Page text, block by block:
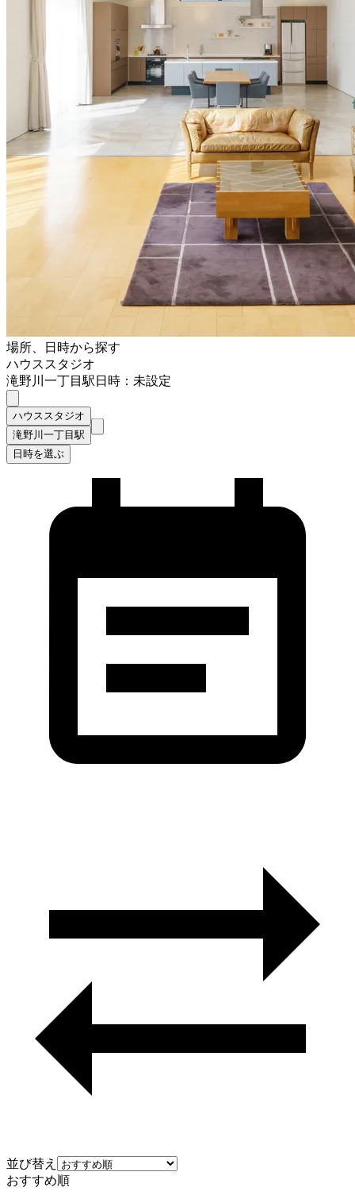
場所、日時から探す
ハウススタジオ
滝野川一丁目駅日時：未設定
ハウススタジオ
滝野川一丁目駅
日時を選ぶ
並び替え
おすすめ順